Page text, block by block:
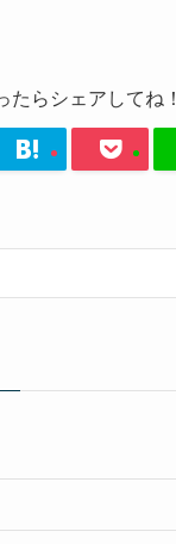
たらシェアしてね！